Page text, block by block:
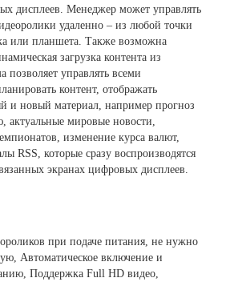
дисплеев. Менеджер может управлять
удаленно – из любой точки
или планшета. Также возможна
загрузка контента из
позволяет управлять всеми
контент, отображать
и новый материал, например прогноз
актуальные мировые новости,
изменение курса валют,
RSS, которые сразу воспроизводятся
экранах цифровых дисплеев.
при подаче питания, не нужно
Автоматическое включение и
Поддержка Full HD видео,